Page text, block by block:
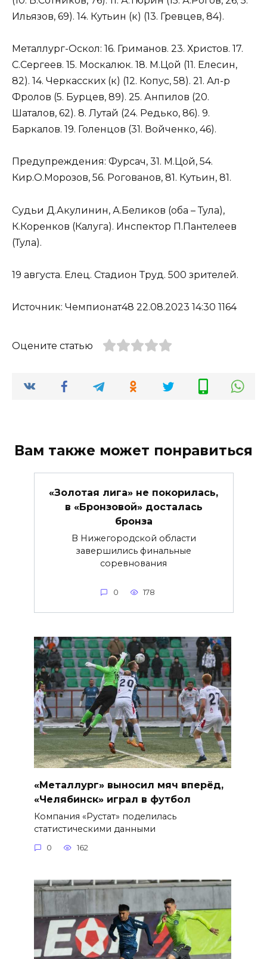
Ильязов, 69). 14. Кутьин (к) (13. Гревцев, 84).
Металлург-Оскол: 16. Гриманов. 23. Христов. 17.
С.Сергеев. 15. Москалюк. 18. М.Цой (11. Елесин,
82). 14. Черкасских (к) (12. Копус, 58). 21. Ал-р
Фролов (5. Бурцев, 89). 25. Анпилов (20.
Шаталов, 62). 8. Лутай (24. Редько, 86). 9.
Баркалов. 19. Голенцов (31. Войченко, 46).
Предупреждения: Фурсач, 31. М.Цой, 54.
Кир.О.Морозов, 56. Рогованов, 81. Кутьин, 81.
Судьи Д.Акулинин, А.Беликов (оба – Тула),
К.Коренков (Калуга). Инспектор П.Пантелеев
(Тула).
19 августа. Елец. Стадион Труд. 500 зрителей.
Источник: Чемпионат48 22.08.2023 14:30 1164
Оцените статью
Вам также может понравиться
«Золотая лига» не покорилась,
в «Бронзовой» досталась
бронза
В Нижегородской области
завершились финальные
соревнования
0 178
«Металлург» выносил мяч вперёд,
«Челябинск» играл в футбол
Компания «Рустат» поделилась
статистическими данными
0 162